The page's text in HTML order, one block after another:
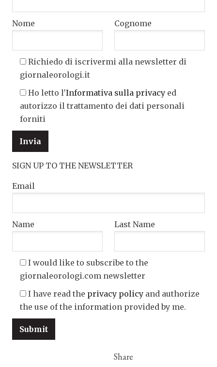
Nome Cognome
Richiedo di iscrivermi alla newsletter di
giornaleorologi.it
Ho letto l'Informativa sulla privacy ed
autorizzo il trattamento dei dati personali
forniti
SIGN UP TO THE NEWSLETTER
Email
Name Last Name
I would like to subscribe to the
giornaleorologi.com newsletter
I have read the privacy policy and authorize
the use of the information provided by me.